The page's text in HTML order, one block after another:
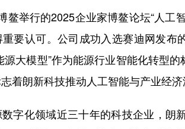
举行的2025企业家博鳌论坛“人工智
要认可。公司成功入选赛迪网发布
源大模型”作为能源行业智能化转型
着朗新科技推动人工智能与产业经
化领域近三十年的科技企业，朗